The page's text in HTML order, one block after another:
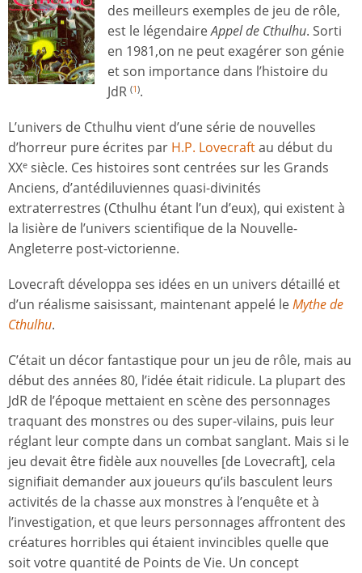
des meilleurs exemples de jeu de rôle,
est le légendaireAppel de Cthulhu. Sorti
en 1981,on ne peut exagérer son génie
et son importance dans l’histoire du
JdR (1).
L’univers de Cthulhu vient d’une série de nouvelles
d’horreur pure écrites par H.P. Lovecraftau début du
XXe siècle. Ces histoires sont centrées sur les Grands
Anciens, d’antédiluviennes quasi-divinités
extraterrestres (Cthulhu étant l’un d’eux), qui existent à
la lisière de l’univers scientifique de la Nouvelle-
Angleterre post-victorienne.
Lovecraft développa ses idées en un univers détaillé et
d’un réalisme saisissant, maintenant appelé leMythe de
Cthulhu.
C’était un décor fantastique pour un jeu de rôle, mais au
début des années 80, l’idée était ridicule. La plupart des
JdR de l’époque mettaient en scène des personnages
traquant des monstres ou des super-vilains, puis leur
réglant leur compte dans un combat sanglant. Mais si le
jeu devait être fidèle aux nouvelles [de Lovecraft], cela
signifiait demander aux joueurs qu’ils basculent leurs
activités de la chasse aux monstres à l’enquête et à
l’investigation, et que leurs personnages affrontent des
créatures horribles qui étaient invincibles quelle que
soit votre quantité de Points de Vie. Un concept